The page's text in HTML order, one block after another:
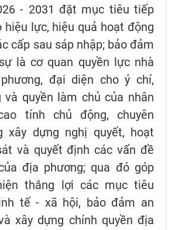
- 2031 đặt mục tiêu tiếp
hiệu lực, hiệu quả hoạt động
cấp sau sáp nhập; bảo đảm
là cơ quan quyền lực nhà
đại diện cho ý chí,
và quyền làm chủ của nhân
tính chủ động, chuyên
xây dựng nghị quyết, hoạt
và quyết định các vấn đề
địa phương; qua đó góp
thắng lợi các mục tiêu
tế - xã hội, bảo đảm an
xây dựng chính quyền địa